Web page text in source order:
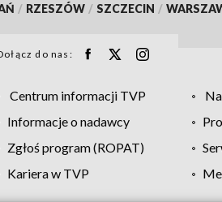
/ RZESZÓW / SZCZECIN /
do nas:
Centrum informacji TVP
Informacje o nadawcy
Zgłoś program (ROPAT)
Kariera w TVP